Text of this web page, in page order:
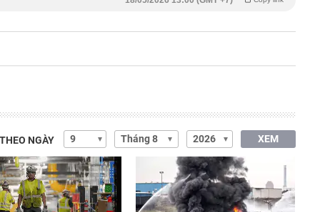
NGÀY XEM